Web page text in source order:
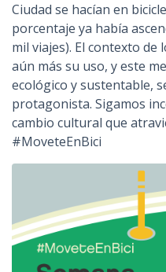
Ciudad se hacían en
porcentaje ya había
mil viajes). El contexto
aún más su uso, y este
ecológico y sustentable,
protagonista. Sigamos
cambio cultural que
#MoveteEnBici